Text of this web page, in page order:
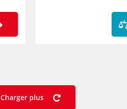
Charger plus